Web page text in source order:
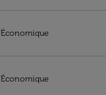
Économique
Économique